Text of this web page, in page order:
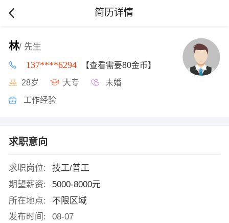
简历详情
林/ 先生
137****6294 【查看需要80金币】
28岁 大专 未婚
工作经验
求职意向
求职岗位:
技工/普工
期望薪资:
5000-8000元
所在地点:
不限区域
发布时间:
08-07